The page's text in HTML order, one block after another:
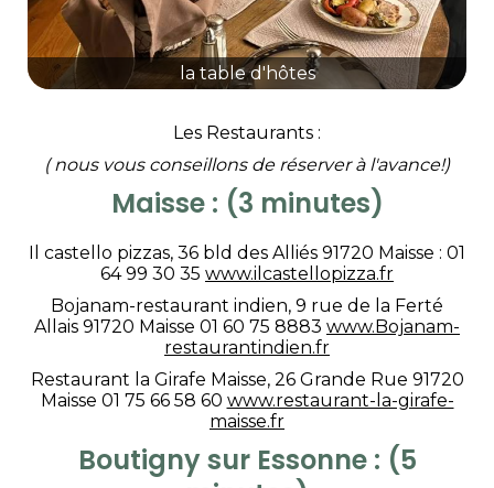
la table d'hôtes
Les Restaurants :
( nous vous conseillons de réserver à l'avance!)
Maisse : (3 minutes)
Il castello pizzas, 36 bld des Alliés 91720 Maisse : 01
64 99 30 35 www.ilcastellopizza.fr
Bojanam-restaurant indien, 9 rue de la Ferté
Allais 91720 Maisse 01 60 75 8883 www.Bojanam-
restaurantindien.fr
Restaurant la Girafe Maisse, 26 Grande Rue 91720
Maisse 01 75 66 58 60 www.restaurant-la-girafe-
maisse.fr
Boutigny sur Essonne : (5